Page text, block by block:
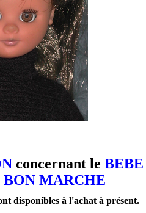
concernant le BEBE
BON MARCHE
disponibles à l'achat à présent.